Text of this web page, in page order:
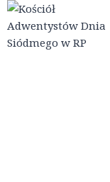
Przejdź
do
treści